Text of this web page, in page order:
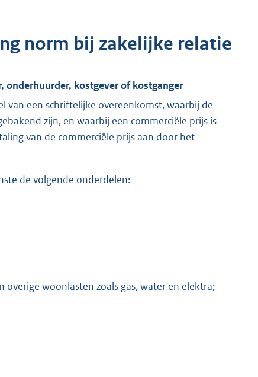
norm bij zakelijke relatie
kostgever of kostganger
van een schriftelijke overeenkomst, waarbij de
zijn, en waarbij een commerciële prijs is
van de commerciële prijs aan door het
de volgende onderdelen:
woonlasten zoals gas, water en elektra;